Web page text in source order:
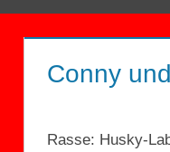
Conny
Rasse: Husky-